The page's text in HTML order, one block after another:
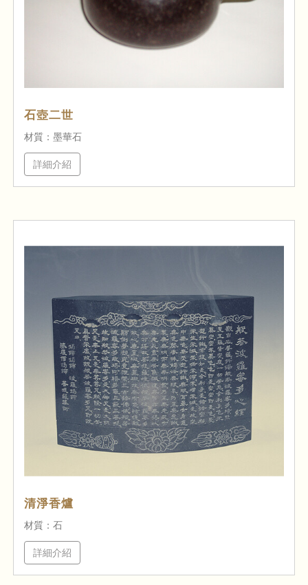
石壺二世
材質：墨華石
詳細介紹
清淨香爐
材質：石
詳細介紹